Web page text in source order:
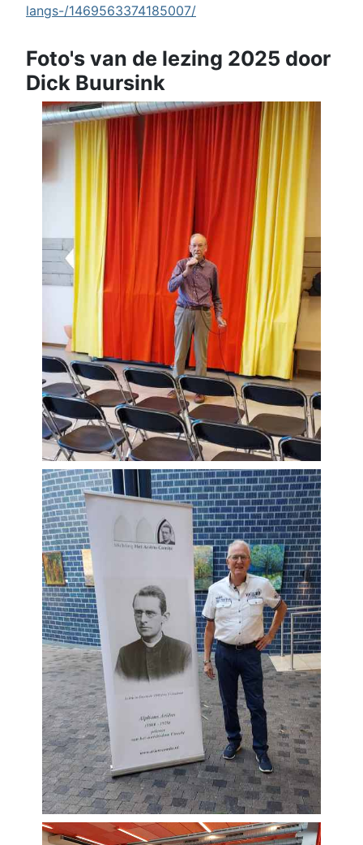
langs-/1469563374185007/
Foto's van de lezing 2025 door
Dick Buursink